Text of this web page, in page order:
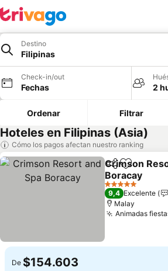
Destino
Filipinas
Check-in/out
Fechas 2
Ordenar Filtrar
Hoteles en Filipinas (Asia)
Cómo los pagos afectan nuestro ranking
CompartirAgregar
Crimson
Boracay
5 Estrellas
9,4 Excelente
Malay
Animadas
De $154.603